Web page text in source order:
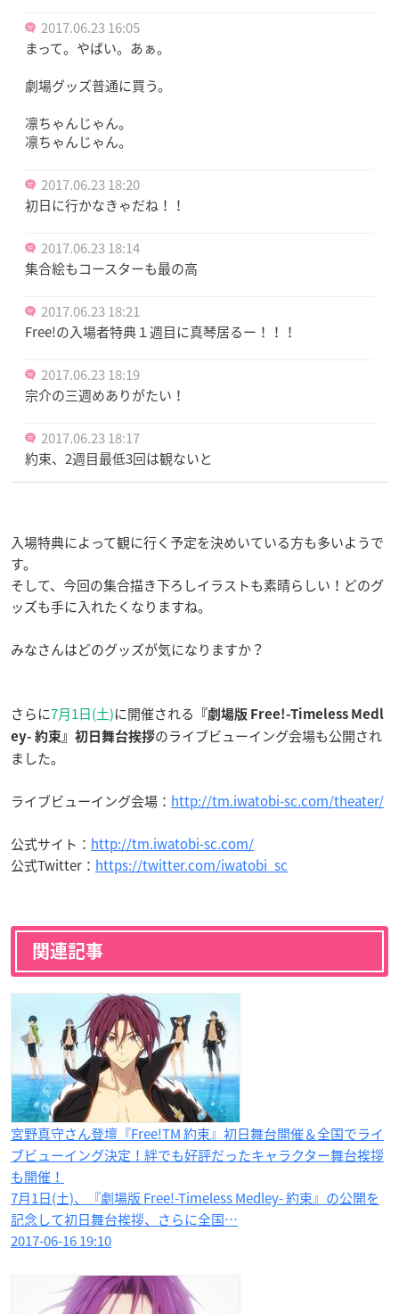
2017.06.23 16:05
まって。やばい。あぁ。
劇場グッズ普通に買う。
凛ちゃんじゃん。
凛ちゃんじゃん。
2017.06.23 18:20
初日に行かなきゃだね！！
2017.06.23 18:14
集合絵もコースターも最の高
2017.06.23 18:21
Free!の入場者特典１週目に真琴居るー！！！
2017.06.23 18:19
宗介の三週めありがたい！
2017.06.23 18:17
約束、2週目最低3回は観ないと
入場特典によって観に行く予定を決めいている方も多いようで
す。
そして、今回の集合描き下ろしイラストも素晴らしい！どのグ
ッズも手に入れたくなりますね。
みなさんはどのグッズが気になりますか？
さらに7月1日(土)に開催される
『劇場版 Free!-Timeless Medl
ey- 約束』初日舞台挨拶のライブビューイング会場も公開され
ました。
ライブビューイング会場： http://tm.iwatobi-sc.com/theater/
公式サイト： http://tm.iwatobi-sc.com/
公式Twitter： https://twitter.com/iwatobi_sc
関連記事
宮野真守さん登壇『Free!TM 約束』初日舞台開催＆全国でライ
ブビューイング決定！絆でも好評だったキャラクター舞台挨拶
も開催！
7月1日(土)、『劇場版 Free!-Timeless Medley- 約束』の公開を
記念して初日舞台挨拶、さらに全国…
2017-06-16 19:10